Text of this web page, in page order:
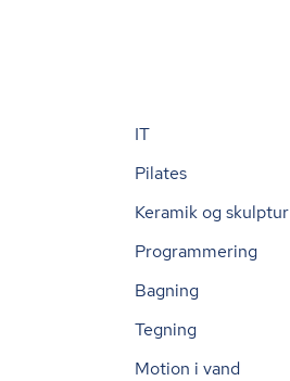
IT
Pilates
Keramik og skulptur
Programmering
Bagning
Tegning
Motion i vand